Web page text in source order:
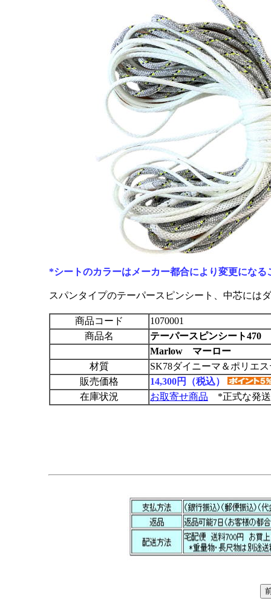
*シートのカラーはメーカー都合により変更にな
スパンタイプのテーパースピンシート、中芯には
商品コード
1070001
商品名
テーパースピンシート470
Marlow マーロー
材質
SK78ダイニーマ＆ポリエ
販売価格
14,300円（税込）
在庫状況
お取寄せ商品 *正式な発送